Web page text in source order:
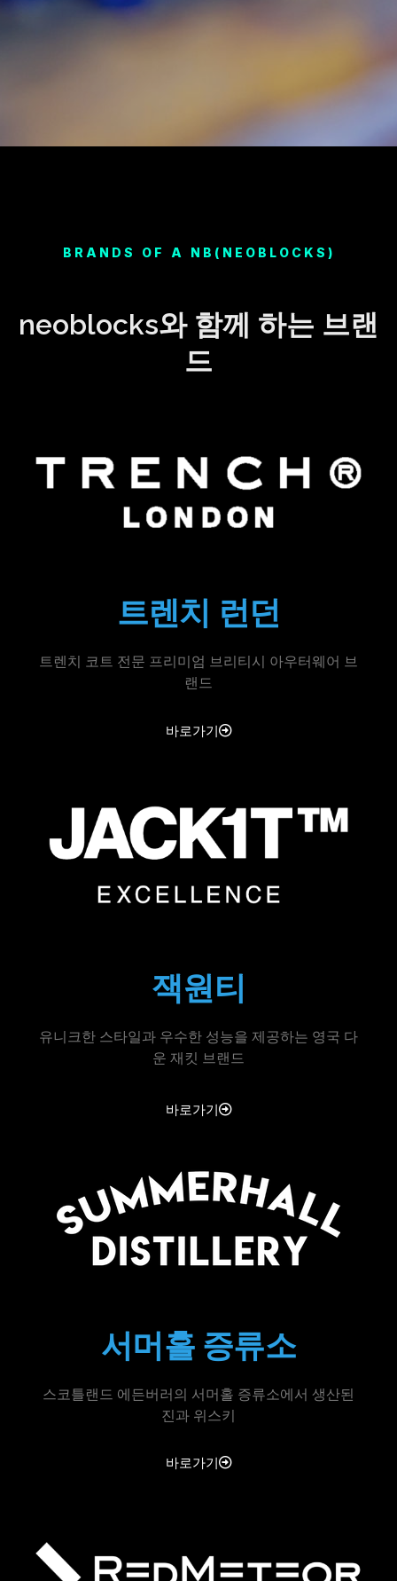
BRANDS OF A NB(NEOBLOCKS)
neoblocks와 함께 하는 브랜
드
트렌치 런던
트렌치 코트 전문 프리미엄 브리티시 아우터웨어 브
랜드
바로가기
잭원티
유니크한 스타일과 우수한 성능을 제공하는 영국 다
운 재킷 브랜드
바로가기
서머홀 증류소
스코틀랜드 에든버러의 서머홀 증류소에서 생산된
진과 위스키
바로가기